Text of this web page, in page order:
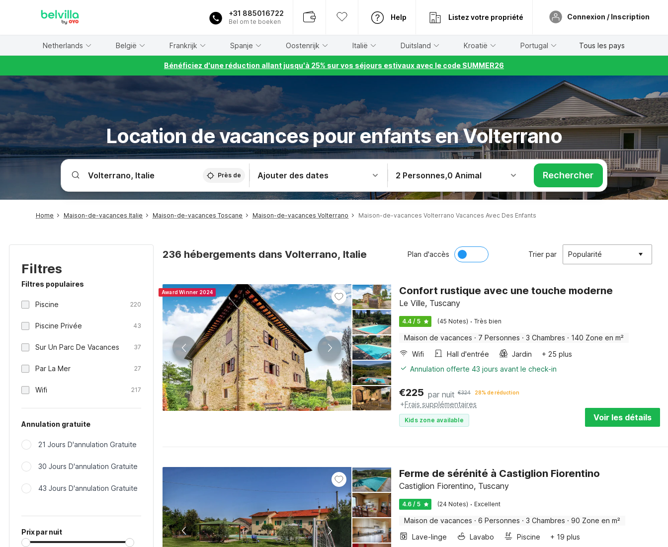
+31 885016722
Bel om te boeken
Help Listez votre propriété Connexion / Inscription
Netherlands België Frankrijk Spanje Oostenrijk Italië Duitsland Kroatië Portugal Tous les pays
Bénéficiez d'une réduction allant jusqu'à 25% sur vos séjours estivaux avec le code SUMMER26
Location de vacances pour enfants en Volterrano
Près de Ajouter des dates 2 Personnes,0 Animal Rechercher
Home Maison-de-vacances Italie Maison-de-vacances Toscane Maison-de-vacances Volterrano Maison-de-vacances Volterrano Vacances Avec Des Enfants
Filtres
Filtres populaires
Piscine 220
Piscine Privée 43
Sur Un Parc De Vacances 37
Par La Mer 27
Wifi 217
Annulation gratuite
21 Jours D'annulation Gratuite
30 Jours D'annulation Gratuite
43 Jours D'annulation Gratuite
Prix par nuit
236 hébergements dans Volterrano, Italie Plan d'accès Trier par Popularité
Award Winner 2024 Confort rustique avec une touche moderne
Le Ville, Tuscany
4.4 / 5 (45 Notes) · Très bien
Maison de vacances · 7 Personnes · 3 Chambres · 140 Zone en m²
Wifi
Hall d'entrée Jardin
+ 25 plus
Annulation offerte 43 jours avant le check-in
€225 par nuit €324 28% de réduction
+Frais supplémentaires
Kids zone available Voir les détails
Ferme de sérénité à Castiglion Fiorentino
Castiglion Fiorentino, Tuscany
4.6 / 5 (24 Notes) · Excellent
Maison de vacances · 6 Personnes · 3 Chambres · 90 Zone en m²
Lave-linge
Lavabo Piscine
+ 19 plus